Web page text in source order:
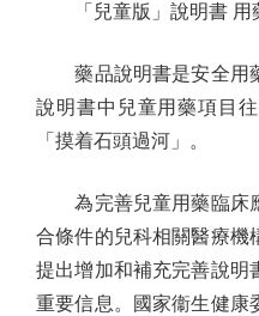
「兒童版」說明書 用
藥品說明書是安全用
說明書中兒童用藥項目
「摸着石頭過河」。
為完善兒童用藥臨床
合條件的兒科相關醫療機
提出增加和補充完善說明
重要信息。國家衞生健康